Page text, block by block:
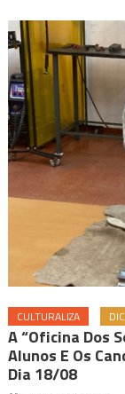
CULTURALIZA
A “Oficina Dos
Alunos E Os
Dia 18/08